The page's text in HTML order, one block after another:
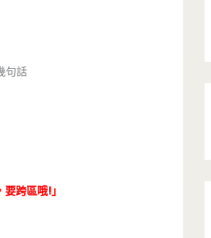
句話
跨區哦!」